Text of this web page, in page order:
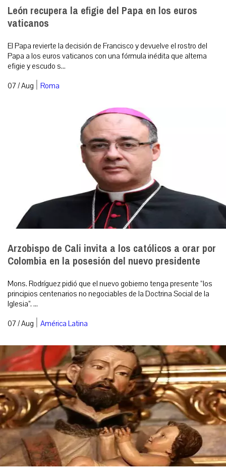
León recupera la efigie del Papa en los euros
vaticanos
El Papa revierte la decisión de Francisco y devuelve el rostro del
Papa a los euros vaticanos con una fórmula inédita que alterna
efigie y escudo s...
07 / Aug | Roma
Arzobispo de Cali invita a los católicos a orar por
Colombia en la posesión del nuevo presidente
Mons. Rodríguez pidió que el nuevo gobierno tenga presente “los
principios centenarios no negociables de la Doctrina Social de la
Iglesia”. ...
07 / Aug | América Latina